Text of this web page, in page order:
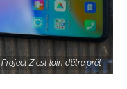
Z est loin d’être prêt